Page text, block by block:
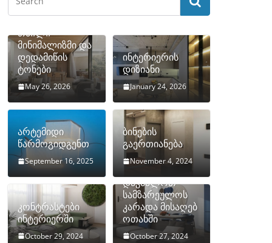
თბილი
მინიმალიზმი და
დედამიწის
ტონები
May 26, 2026
ინტერიერის
დიზიანი
January 24, 2026
არტემიდი
წარმოგიდგენთ
September 16, 2025
ბინების
გაერთიანება
November 4, 2024
კონტრასტები
ინტერიერში
October 29, 2024
როგორ
დავმალოთ
სამზარეულოს
კარადა მისაღებ
ოთახში
October 27, 2024